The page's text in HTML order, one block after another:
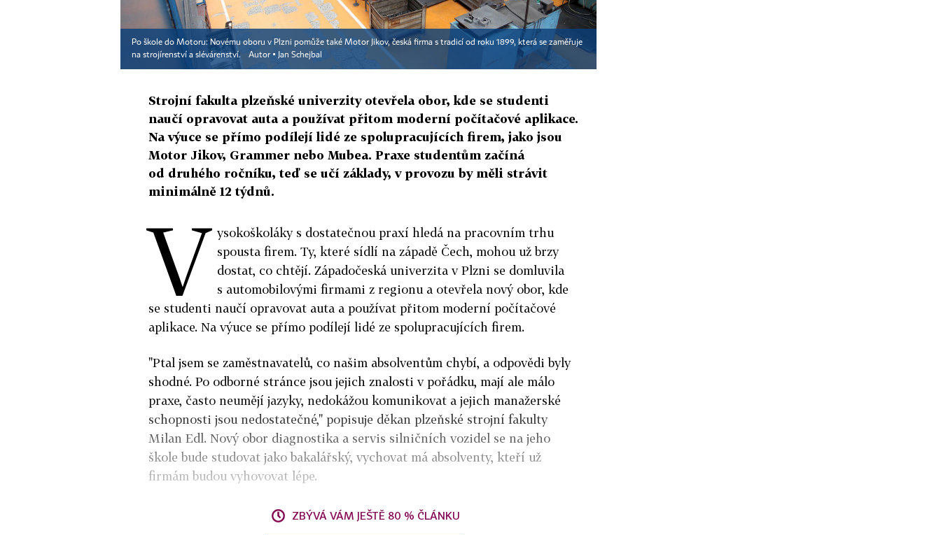
Po škole do Motoru: Novému oboru v Plzni pomůže také Motor Jikov, česká firma s tradicí od roku 1899, která se zaměřuje
na strojírenství a slévárenství.
Autor ▪ Jan Schejbal
Strojní fakulta plzeňské univerzity otevřela obor, kde se studenti
naučí opravovat auta a používat přitom moderní počítačové aplikace.
Na výuce se přímo podílejí lidé ze spolupracujících firem, jako jsou
Motor Jikov, Grammer nebo Mubea. Praxe studentům začíná
od druhého ročníku, teď se učí základy, v provozu by měli strávit
minimálně 12 týdnů.
V ysokoškoláky s dostatečnou praxí hledá na pracovním trhu
spousta firem. Ty, které sídlí na západě Čech, mohou už brzy
dostat, co chtějí. Západočeská univerzita v Plzni se domluvila
s automobilovými firmami z regionu a otevřela nový obor, kde
se studenti naučí opravovat auta a používat přitom moderní počítačové
aplikace. Na výuce se přímo podílejí lidé ze spolupracujících firem.
"Ptal jsem se zaměstnavatelů, co našim absolventům chybí, a odpovědi byly
shodné. Po odborné stránce jsou jejich znalosti v pořádku, mají ale málo
praxe, často neumějí jazyky, nedokážou komunikovat a jejich manažerské
schopnosti jsou nedostatečné," popisuje děkan plzeňské strojní fakulty
Milan Edl. Nový obor diagnostika a servis silničních vozidel se na jeho
škole bude studovat jako bakalářský, vychovat má absolventy, kteří už
firmám budou vyhovovat lépe.
ZBÝVÁ VÁM JEŠTĚ 80 % ČLÁNKU